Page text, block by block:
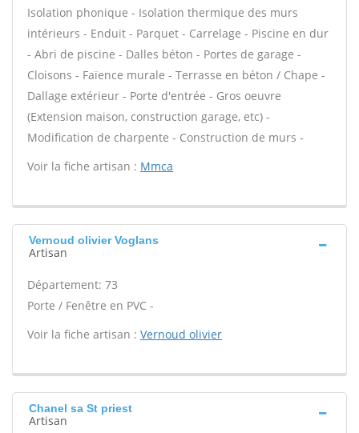
Isolation phonique - Isolation thermique des murs
intérieurs - Enduit - Parquet - Carrelage - Piscine en dur
- Abri de piscine - Dalles béton - Portes de garage -
Cloisons - Faïence murale - Terrasse en béton / Chape -
Dallage extérieur - Porte d'entrée - Gros oeuvre
(Extension maison, construction garage, etc) -
Modification de charpente - Construction de murs -
Voir la fiche artisan : Mmca
Vernoud olivier Voglans
Artisan
Département: 73
Porte / Fenêtre en PVC -
Voir la fiche artisan : Vernoud olivier
Chanel sa St priest
Artisan